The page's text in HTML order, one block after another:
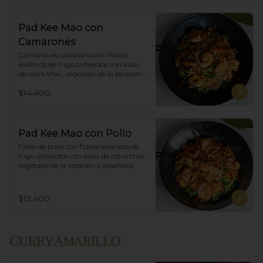
Pad Kee Mao con
Camarones
Camarón ecuatoriano con fideos
asiáticos de trigo salteados con salsa
de ostra thai,  vegetales de la estación y
$14.400
Pad Kee Mao con Pollo
Filete de pollo con fideos asiáticos de
trigo salteados con salsa de ostra thai,
vegetales de la estación y albahaca.
$12.400
Curry Amarillo